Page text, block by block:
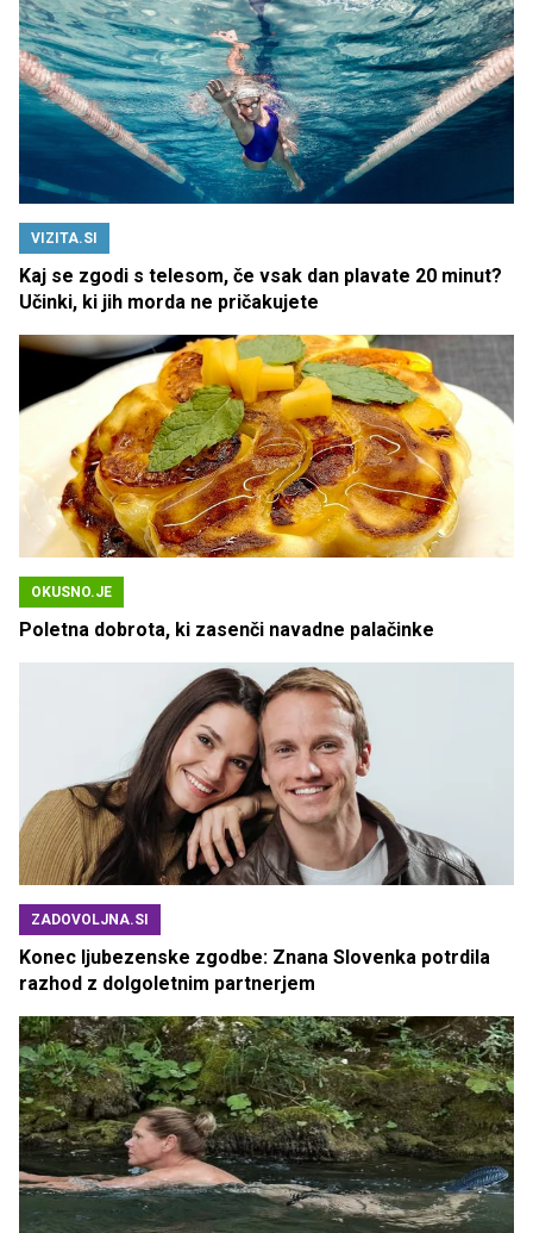
VIZITA.SI
Kaj se zgodi s telesom, če vsak dan plavate 20 minut?
Učinki, ki jih morda ne pričakujete
OKUSNO.JE
Poletna dobrota, ki zasenči navadne palačinke
ZADOVOLJNA.SI
Konec ljubezenske zgodbe: Znana Slovenka potrdila
razhod z dolgoletnim partnerjem